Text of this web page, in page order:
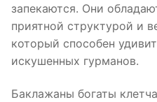
запекаются. Они
приятной структурой и
который способен
искушенных гурманов.
Баклажаны богаты